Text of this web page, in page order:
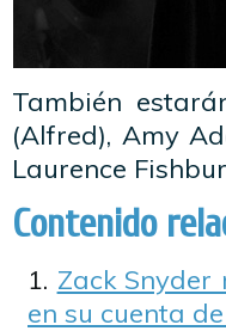
También
(Alfred), Amy
Laurence
Contenido
Zack
en su cuenta